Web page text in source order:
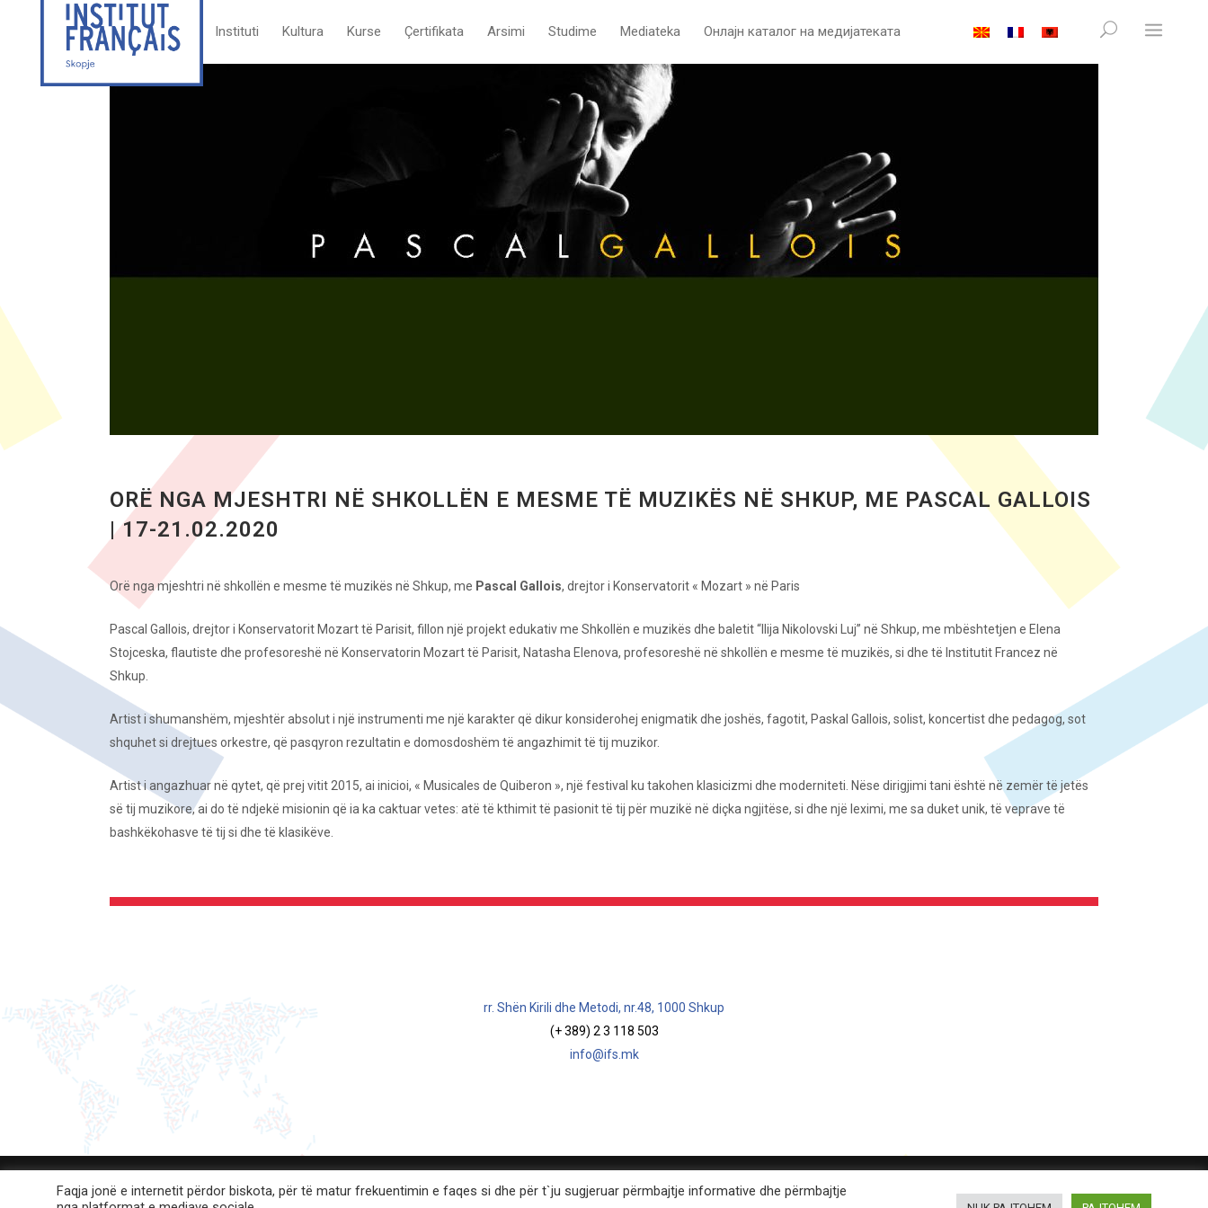
Instituti Kultura Kurse Çertifikata Arsimi Studime Mediateka Oнлајн каталог на медијатеката
ORË NGA MJESHTRI NË SHKOLLËN E MESME TË MUZIKËS NË SHKUP, ME PASCAL GALLOIS
| 17-21.02.2020
Orë nga mjeshtri në shkollën e mesme të muzikës në Shkup, me Pascal Gallois, drejtor i Konservatorit « Mozart » në Paris
Pascal Gallois, drejtor i Konservatorit Mozart të Parisit, fillon një projekt edukativ me Shkollën e muzikës dhe baletit “Ilija Nikolovski Luj” në Shkup, me mbështetjen e Elena
Stojceska, flautiste dhe profesoreshë në Konservatorin Mozart të Parisit, Natasha Elenova, profesoreshë në shkollën e mesme të muzikës, si dhe të Institutit Francez në
Shkup.
Artist i shumanshëm, mjeshtër absolut i një instrumenti me një karakter që dikur konsiderohej enigmatik dhe joshës, fagotit, Paskal Gallois, solist, koncertist dhe pedagog, sot
shquhet si drejtues orkestre, që pasqyron rezultatin e domosdoshëm të angazhimit të tij muzikor.
Artist i angazhuar në qytet, që prej vitit 2015, ai inicioi, « Musicales de Quiberon », një festival ku takohen klasicizmi dhe moderniteti. Nëse dirigjimi tani është në zemër të jetës
së tij muzikore, ai do të ndjekë misionin që ia ka caktuar vetes: atë të kthimit të pasionit të tij për muzikë në diçka ngjitëse, si dhe një leximi, me sa duket unik, të veprave të
bashkëkohasve të tij si dhe të klasikëve.
rr. Shën Kirili dhe Metodi, nr.48, 1000 Shkup
(+ 389) 2 3 118 503
info@ifs.mk
Faqja jonë e internetit përdor biskota, për të matur frekuentimin e faqes si dhe për t`ju sugjeruar përmbajtje informative dhe përmbajtje